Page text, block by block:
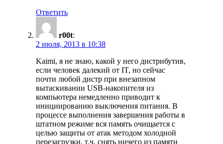
Ответить
r00t:
2 июля, 2013 в 10:38
Kaimi, я не знаю, какой у него дистрибутив,
если человек далекий от IT, но сейчас
почти любой дистр при внезапном
вытаскивании USB-накопителя из
компьютера немедленно приводит к
инициированию выключения питания. В
процессе выполнения завершения работы в
штатном режиме вся память очищается с
целью защиты от атак методом холодной
перезагрузки, т.ч. снять ничего из памяти